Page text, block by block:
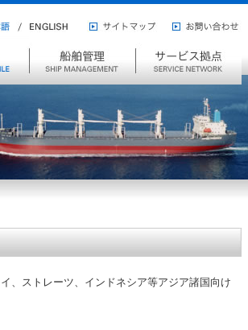
ENGLISH
サ
ト
マ
ッ
お
い
合
わ
管
理
ビ
ス
点
、ストレーツ、インドネシア等アジア諸国向け